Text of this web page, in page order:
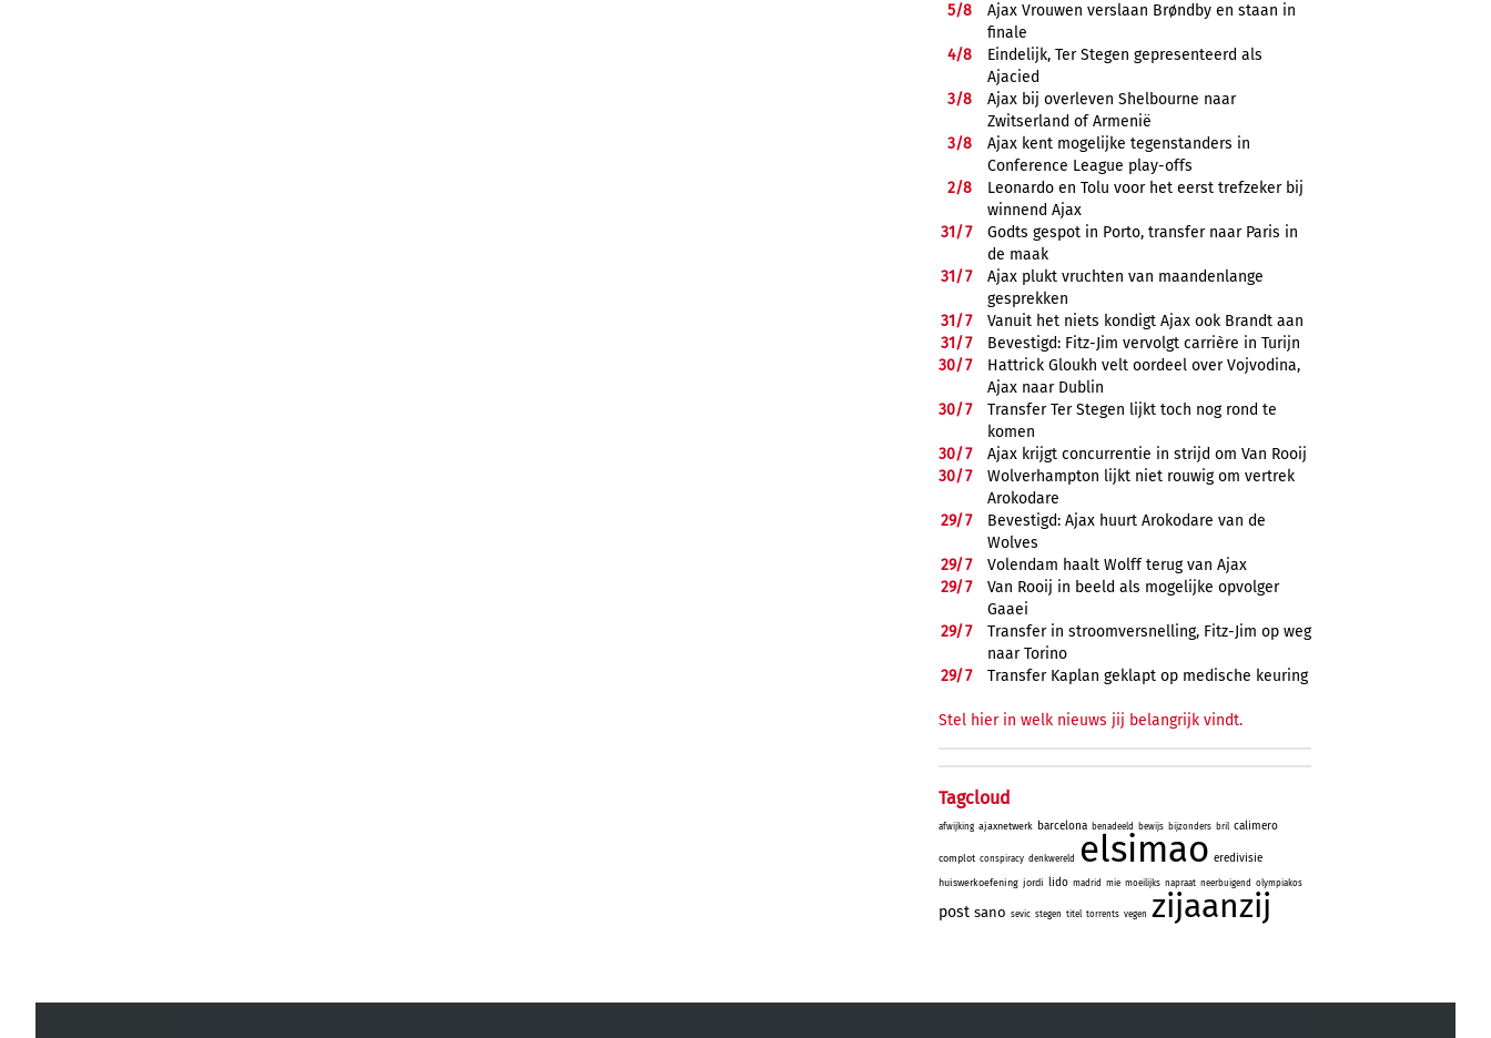
5/8
Ajax Vrouwen verslaan Brøndby en staan in
finale
4/8
Eindelijk, Ter Stegen gepresenteerd als
Ajacied
3/8
Ajax bij overleven Shelbourne naar
Zwitserland of Armenië
3/8
Ajax kent mogelijke tegenstanders in
Conference League play-offs
2/8
Leonardo en Tolu voor het eerst trefzeker bij
winnend Ajax
31/7
Godts gespot in Porto, transfer naar Paris in
de maak
31/7
Ajax plukt vruchten van maandenlange
gesprekken
31/7
Vanuit het niets kondigt Ajax ook Brandt aan
31/7
Bevestigd: Fitz-Jim vervolgt carrière in Turijn
30/7
Hattrick Gloukh velt oordeel over Vojvodina,
Ajax naar Dublin
30/7
Transfer Ter Stegen lijkt toch nog rond te
komen
30/7
Ajax krijgt concurrentie in strijd om Van Rooij
30/7
Wolverhampton lijkt niet rouwig om vertrek
Arokodare
29/7
Bevestigd: Ajax huurt Arokodare van de
Wolves
29/7
Volendam haalt Wolff terug van Ajax
29/7
Van Rooij in beeld als mogelijke opvolger
Gaaei
29/7
Transfer in stroomversnelling, Fitz-Jim op weg
naar Torino
29/7 Transfer Kaplan geklapt op medische keuring
Stel hier in welk nieuws jij belangrijk vindt.
Tagcloud
afwijking ajaxnetwerk barcelona benadeeld bewijs bijzonders bril calimero
complot conspiracy denkwereld elsimao eredivisie
huiswerkoefening jordi lido madrid mie moeilijks napraat neerbuigend olympiakos
post sano sevic stegen titel torrents vegen zijaanzij